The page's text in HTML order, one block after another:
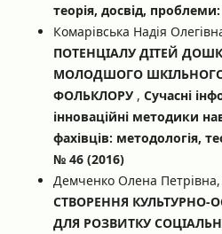
теорія, досвід,
Комарівська Надія
ПОТЕНЦІАЛУ ДІТЕЙ
МОЛОДШОГО
ФОЛЬКЛОРУ , Сучасні
інноваційні методики
фахівців: методологія,
№ 46 (2016)
Демченко Олена Петрівна,
СТВОРЕННЯ КУЛЬТУРНО-
ДЛЯ РОЗВИТКУ